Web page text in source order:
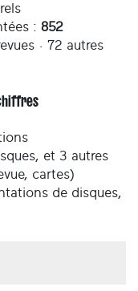
: 852
· 72 autres
et 3 autres
cartes)
de disques,